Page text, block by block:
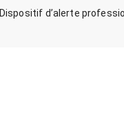
Dispositif d’alerte